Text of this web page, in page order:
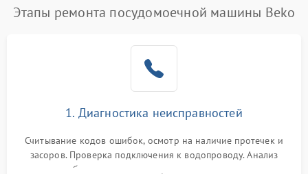
Этапы ремонта посудомоечной машины Beko
1. Диагностика неисправностей
Считывание кодов ошибок, осмотр на наличие протечек и
засоров. Проверка подключения к водопроводу. Анализ
жалоб на отсутствие слива, нагрева, вращения